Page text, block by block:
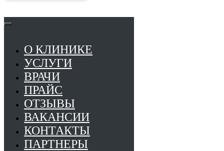
О КЛИНИКЕ
УСЛУГИ
ВРАЧИ
ПРАЙС
ОТЗЫВЫ
ВАКАНСИИ
КОНТАКТЫ
ПАРТНЕРЫ